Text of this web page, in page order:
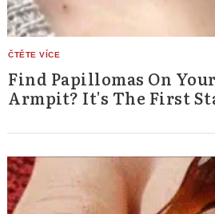
Find Papillomas On
Armpit? It's The First